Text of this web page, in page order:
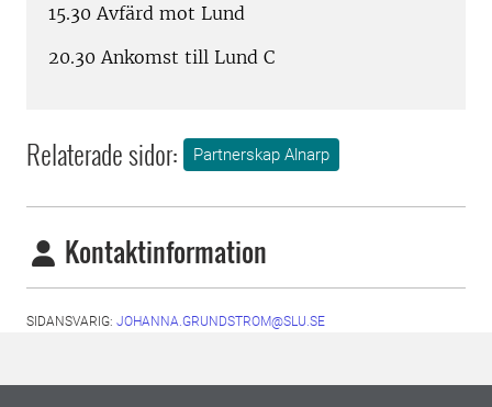
15.30 Avfärd mot Lund
20.30 Ankomst till Lund C
Relaterade sidor: Partnerskap Alnarp
Kontaktinformation
SIDANSVARIG: JOHANNA.GRUNDSTROM@SLU.SE